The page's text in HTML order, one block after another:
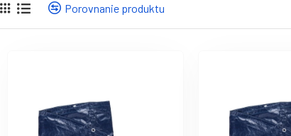
Porovnanie produktu